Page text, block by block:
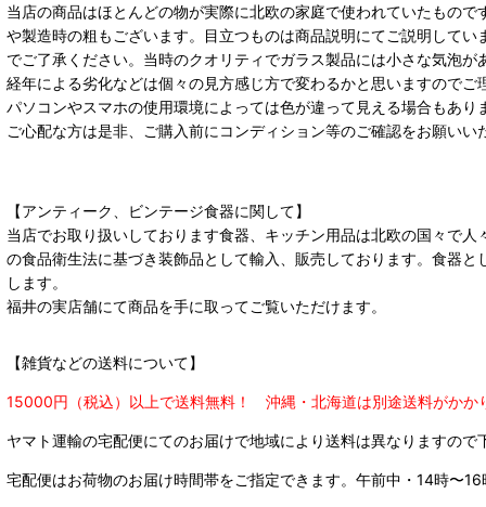
当店の商品はほとんどの物が実際に北欧の家庭で使われていたもの
や製造時の粗もございます。目立つものは商品説明にてご説明して
でご了承ください。当時のクオリティでガラス製品には小さな気泡が
経年による劣化などは個々の見方感じ方で変わるかと思いますのでご
パソコンやスマホの使用環境によっては色が違って見える場合もあ
ご心配な方は是非、ご購入前にコンディション等のご確認をお願い
【アンティーク、ビンテージ食器に関して】
当店でお取り扱いしております食器、キッチン用品は北欧の国々で
の食品衛生法に基づき装飾品として輸入、販売しております。食器
します。
福井の実店舗にて商品を手に取ってご覧いただけます。
【雑貨などの送料について】
15000円（税込）以上で送料無料！ 沖縄・北海道は別途送料がかか
ヤマト運輸の宅配便にてのお届けで地域により送料は異なりますので
宅配便はお荷物のお届け時間帯をご指定できます。 午前中・14時〜